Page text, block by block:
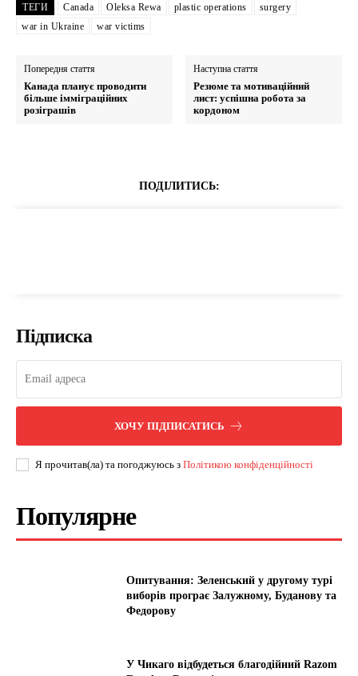
ТЕГИ Canada Oleksa Rewa plastic operations
surgery
war in Ukraine
war victims
Попередня стаття
Канада планує проводити
більше імміграційних
розіграшів
Наступна стаття
Резюме та мотиваційний
лист: успішна робота за
кордоном
ПОДІЛИТИСЬ:
Підписка
ХОЧУ ПІДПИСАТИСЬ
Я прочитав(ла) та погоджуюсь з Політикою конфіденційності
Популярне
Опитування: Зеленський у другому турі
виборів програє Залужному, Буданову та
Федорову
У Чикаго відбудеться благодійний Razom